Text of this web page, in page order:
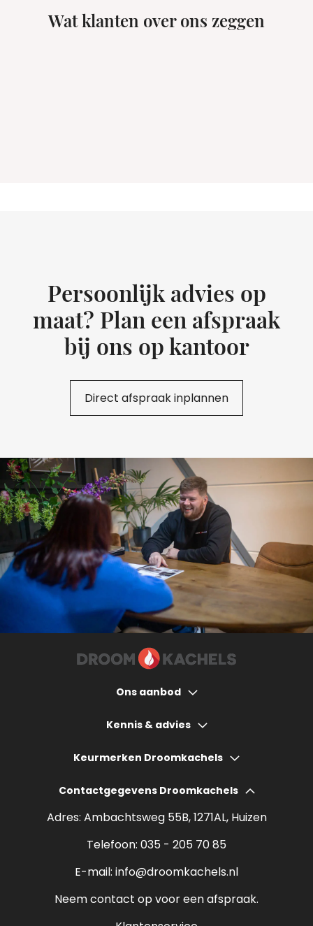
Wat klanten over ons zeggen
Persoonlijk advies op
maat? Plan een afspraak
bij ons op kantoor
Direct afspraak inplannen
Ons aanbod
Houtkachels
Bio ethanol haarden
Sfeerhaarden
Open haard
Kennis & advies
Hoeveel bespaart een houtkachel?
Keurmerken Droomkachels
Contactgegevens Droomkachels
Adres: Ambachtsweg 55B, 1271AL, Huizen
Telefoon: 035 - 205 70 85
E-mail: info@droomkachels.nl
Neem contact op voor een afspraak.